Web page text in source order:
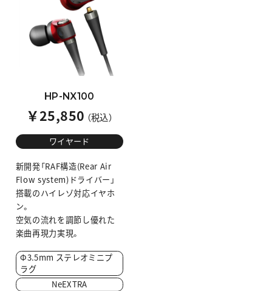
HP-NX100
￥25,850 （税込）
ワイヤード
新開発「RAF構造(Rear Air
Flow system)ドライバー」
搭載のハイレゾ対応イヤホ
ン。
空気の流れを調節し優れた
楽曲再現力実現。
Φ3.5mm ステレオミニプ
ラグ
NeEXTRA